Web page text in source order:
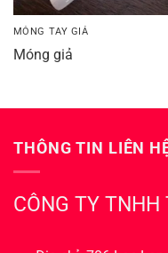
MÓNG TAY GIẢ
Móng giả
THÔNG TIN LIÊN
CÔNG TY